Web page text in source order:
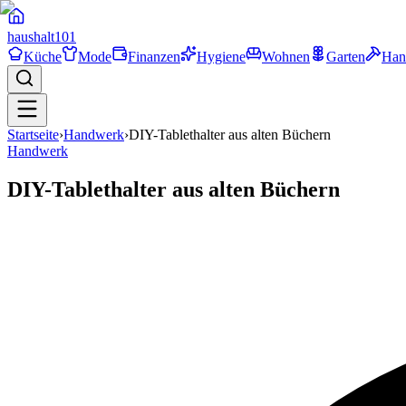
haushalt101
Küche
Mode Finanzen Hygiene Wohnen Garten
Startseite›Handwerk›DIY-Tablethalter aus alten Büchern
Handwerk
DIY-Tablethalter aus alten Büchern